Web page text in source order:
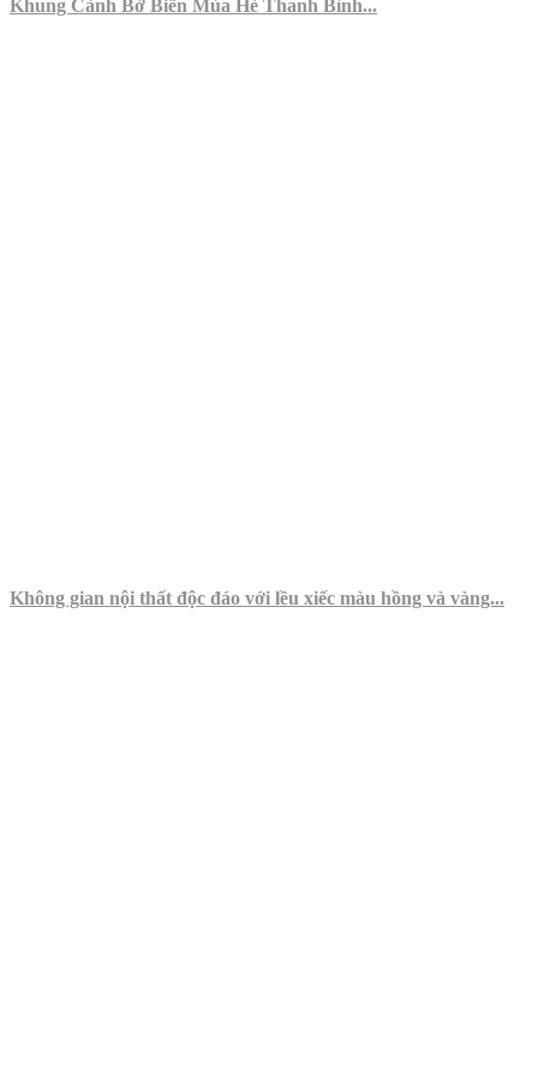
Khung Cảnh Bờ Biển Mùa Hè Thanh Bình...
Không gian nội thất độc đáo với lều xiếc màu hồng và vàng...